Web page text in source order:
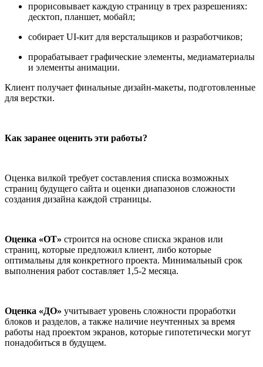
прорисовывает каждую страницу в трех разрешениях:
десктоп, планшет, мобайл;
собирает UI-кит для верстальщиков и разработчиков;
прорабатывает графические элементы, медиаматериалы
и элементы анимации.
Клиент получает финальные дизайн-макеты, подготовленные
для верстки.
Как заранее оценить эти работы?
Оценка вилкой требует составления списка возможных
страниц будущего сайта и оценки диапазонов сложности
создания дизайна каждой страницы.
Оценка «ОТ» строится на основе списка экранов или
страниц, которые предложил клиент, либо которые
оптимальны для конкретного проекта. Минимальный срок
выполнения работ составляет 1,5-2 месяца.
Оценка «ДО» учитывает уровень сложности проработки
блоков и разделов, а также наличие неучтенных за время
работы над проектом экранов, которые гипотетически могут
понадобиться в будущем.